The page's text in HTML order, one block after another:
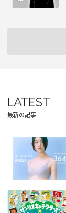
LATEST
最新の記事